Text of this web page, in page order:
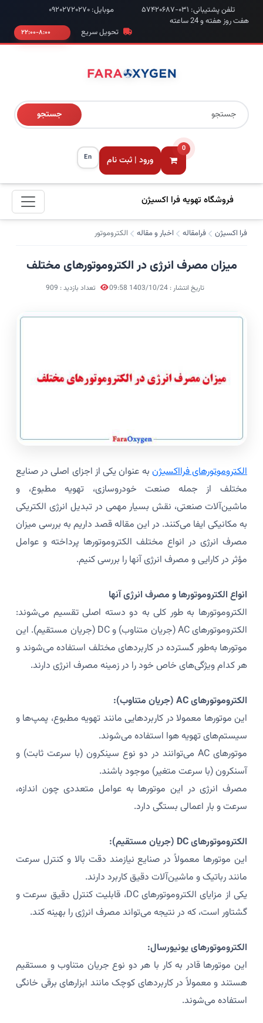
تلفن پشتیبانی: ۰۳۱-۵۷۴۲۰۶۸۷
موبایل: ۰۹۲۰۲۷۲۰۲۷۰
هفت روز هفته و 24 ساعته
تحویل سریع
جستجو
0
ورود | ثبت نام En
فروشگاه تهویه فرا اکسیژن
فرا اکسیژن فرامقاله اخبار و مقاله الکتروموتور
میزان مصرف انرژی در الکتروموتورهای مختلف
تاریخ انتشار : 1403/10/24 09:58 تعداد بازدید : 909
الکتروموتورهای فرااکسیژن به عنوان یکی از اجزای اصلی در صنایع
مختلف از جمله صنعت خودروسازی، تهویه مطبوع، و
ماشین‌آلات صنعتی، نقش بسیار مهمی در تبدیل انرژی الکتریکی
به مکانیکی ایفا می‌کنند. در این مقاله قصد داریم به بررسی میزان
مصرف انرژی در انواع مختلف الکتروموتورها پرداخته و عوامل
مؤثر در کارایی و مصرف انرژی آنها را بررسی کنیم.
انواع الکتروموتورها و مصرف انرژی آنها
الکتروموتورها به طور کلی به دو دسته اصلی تقسیم می‌شوند:
الکتروموتورهای AC (جریان متناوب) و DC (جریان مستقیم). این
موتورها به‌طور گسترده در کاربردهای مختلف استفاده می‌شوند و
هر کدام ویژگی‌های خاص خود را در زمینه مصرف انرژی دارند.
الکتروموتورهای AC (جریان متناوب):
این موتورها معمولا در کاربردهایی مانند تهویه مطبوع، پمپ‌ها و
سیستم‌های تهویه هوا استفاده می‌شوند.
موتورهای AC می‌توانند در دو نوع سینکرون (با سرعت ثابت) و
آسنکرون (با سرعت متغیر) موجود باشند.
مصرف انرژی در این موتورها به عوامل متعددی چون اندازه،
سرعت و بار اعمالی بستگی دارد.
الکتروموتورهای DC (جریان مستقیم):
این موتورها معمولاً در صنایع نیازمند دقت بالا و کنترل سرعت
مانند رباتیک و ماشین‌آلات دقیق کاربرد دارند.
یکی از مزایای الکتروموتورهای DC، قابلیت کنترل دقیق سرعت و
گشتاور است، که در نتیجه می‌تواند مصرف انرژی را بهینه کند.
الکتروموتورهای یونیورسال:
این موتورها قادر به کار با هر دو نوع جریان متناوب و مستقیم
هستند و معمولاً در کاربردهای کوچک مانند ابزارهای برقی خانگی
استفاده می‌شوند.